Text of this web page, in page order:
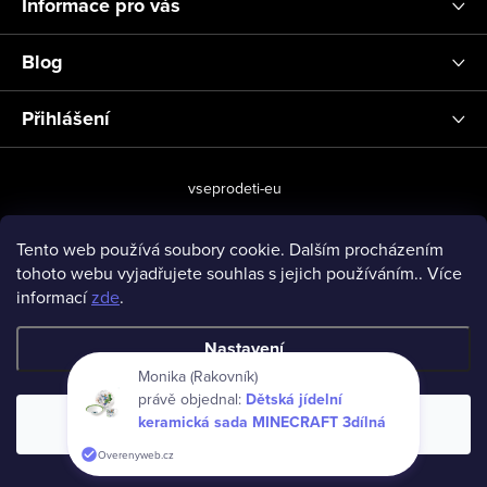
Tento web používá soubory cookie. Dalším procházením
tohoto webu vyjadřujete souhlas s jejich používáním.. Více
informacízde.
Nastavení
Souhlasím
Blog
Přihlášení
vseprodeti-eu
Copyright 2026www.vseprodeti.eu. Všechna práva vyhrazena.
Monika (Rakovník)
právě objednal: Dětská jídelní
keramická sada MINECRAFT 3dílná
Overenyweb.cz